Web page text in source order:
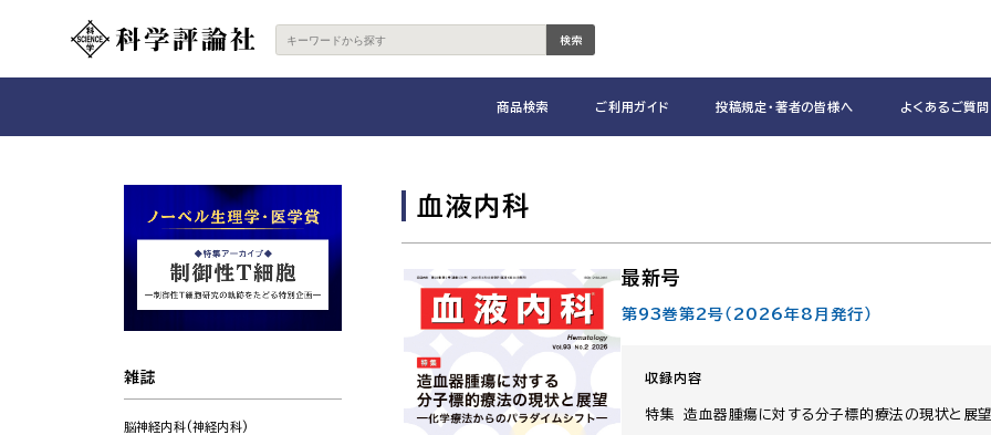
検索
商品検索 ご利用ガイド 投稿規定・著者の皆様へ よくあるご質問
雑誌
脳神経内科(神経内科)
血液内科
最新号
第93巻第2号（2026年8月発行）
収録内容
特集 造血器腫瘍に対する分子標的療法の現状と展